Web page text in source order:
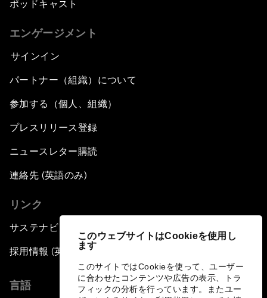
このウェブサイトはCookieを使用し
ます
このサイトではCookieを使って、ユーザー
に合わせたコンテンツや広告の表示、トラ
フィックの分析を行っています。またユー
ポッドキャスト
エンゲージメント
サインイン
パートナー（組織）について
参加する（個人、組織）
プレスリリース登録
ニュースレター購読
連絡先 (英語のみ)
リンク
サステナビリティへの取り組み
採用情報 (英語のみ)
言語